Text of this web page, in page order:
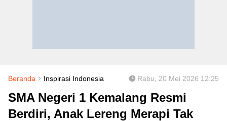
Beranda Inspirasi Indonesia Rabu, 20 Mei 2026 12:25
SMA Negeri 1 Kemalang Resmi
Berdiri, Anak Lereng Merapi Tak